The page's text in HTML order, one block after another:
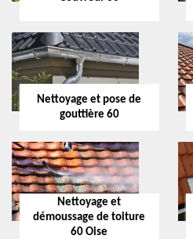
Nettoyage et pose de
gouttière 60
Nettoyage et
démoussage de toiture
60 Oise